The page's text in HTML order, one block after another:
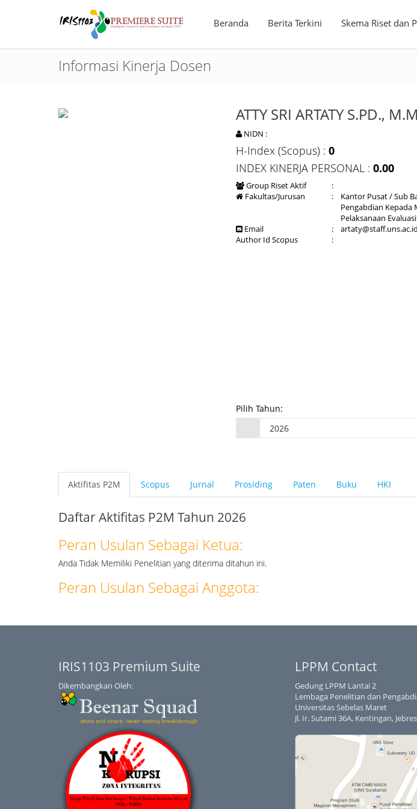
Beranda Berita Terkini Skema Riset dan
Informasi Kinerja Dosen
ATTY SRI ARTATY S.PD.,
NIDN :
H-Index (Scopus) : 0
INDEX KINERJA PERSONAL : 0.00
Group Riset Aktif
:
Fakultas/Jurusan
:
Kantor Pusat / Sub
Pengabdian Kepada
Pelaksanaan
Email
:
artaty@staff.uns.ac.id
Author Id Scopus
:
Pilih Tahun:
Aktifitas P2M Scopus Jurnal Prosiding Paten Buku HKI
Daftar Aktifitas P2M Tahun 2026
Peran Usulan Sebagai Ketua:
Anda Tidak Memiliki Penelitian yang diterima ditahun ini.
Peran Usulan Sebagai Anggota:
IRIS1103 Premium Suite
Dikembangkan Oleh:
LPPM Contact
Gedung LPPM Lantai 2
Lembaga Penelitian dan
Universitas Sebelas Maret
Jl. Ir. Sutami 36A, Kentingan,